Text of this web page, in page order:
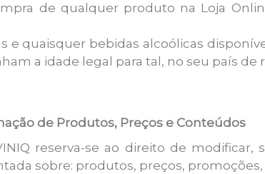
de qualquer produto na Loja
e quaisquer bebidas alcoólicas
a idade legal para tal, no seu país de
de Produtos, Preços e Conteúdos
reserva-se ao direito de
sobre: produtos, preços,